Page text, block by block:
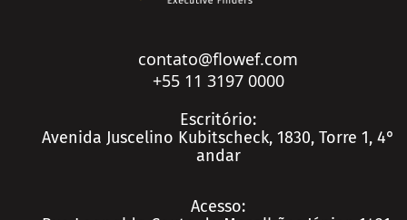
Telecom, Mídia e Tecnologia
Ver Todos
Telecom, Mídia e Tecnologia
Private Equity e Venture Capital
contato@flowef.com
+55 11 3197 0000
Escritório:
Avenida Juscelino Kubitscheck, 1830, Torre 1, 4°
andar
Acesso: